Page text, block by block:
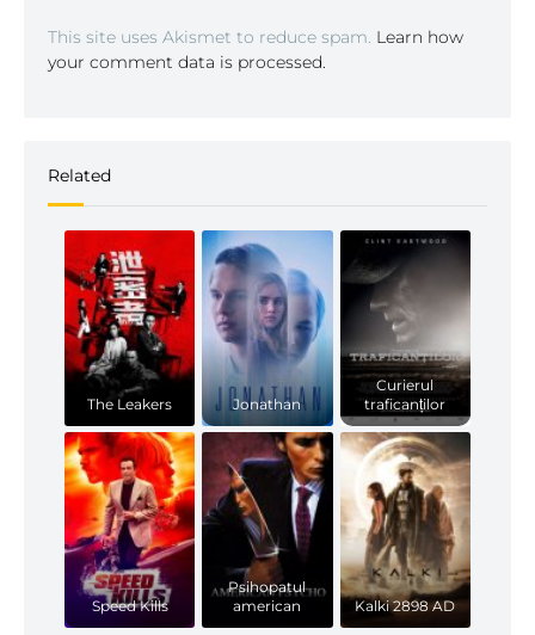
This site uses Akismet to reduce spam. Learn how
your comment data is processed.
Related
The Leakers Jonathan
Curierul
traficanților
Speed Kills
Psihopatul
american
Kalki 2898 AD